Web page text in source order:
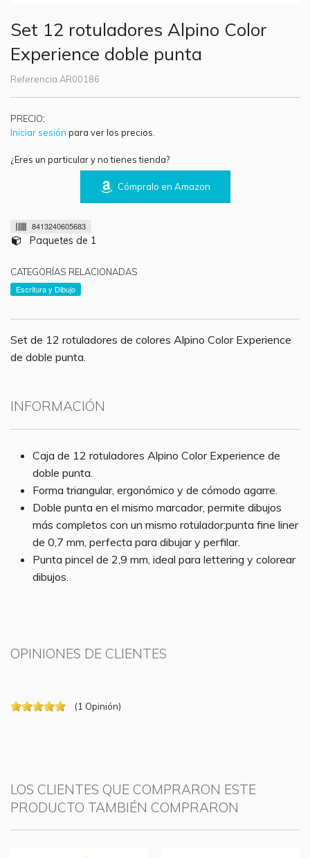
Set 12 rotuladores Alpino Color
Experience doble punta
Referencia AR00186
PRECIO:
Iniciar sesión para ver los precios.
¿Eres un particular y no tienes tienda?
Cómpralo en Amazon
8413240605683
Paquetes de 1
CATEGORÍAS RELACIONADAS
Escritura y Dibujo
Set de 12 rotuladores de colores Alpino Color Experience
de doble punta.
INFORMACIÓN
Caja de 12 rotuladores Alpino Color Experience de
doble punta.
Forma triangular, ergonómico y de cómodo agarre.
Doble punta en el mismo marcador, permite dibujos
más completos con un mismo rotulador:punta fine liner
de 0,7 mm, perfecta para dibujar y perfilar.
Punta pincel de 2,9 mm, ideal para lettering y colorear
dibujos.
OPINIONES DE CLIENTES
(1 Opinión)
LOS CLIENTES QUE COMPRARON ESTE
PRODUCTO TAMBIÉN COMPRARON